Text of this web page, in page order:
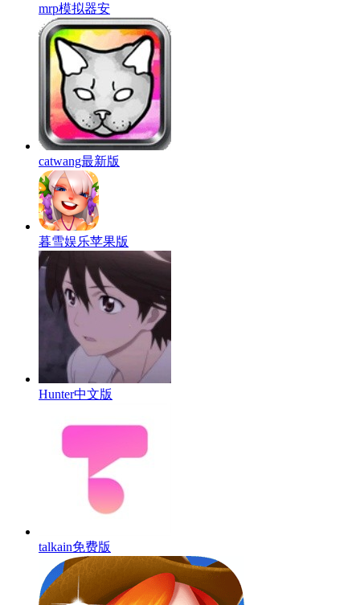
mrp模拟器安
catwang最新版
暮雪娱乐苹果版
Hunter中文版
talkain免费版